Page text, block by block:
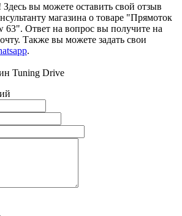
вы можете оставить свой отзыв
магазина о товаре "Прямоток
63". Ответ на вопрос вы получите на
Также вы можете задать свои
.
Tuning Drive